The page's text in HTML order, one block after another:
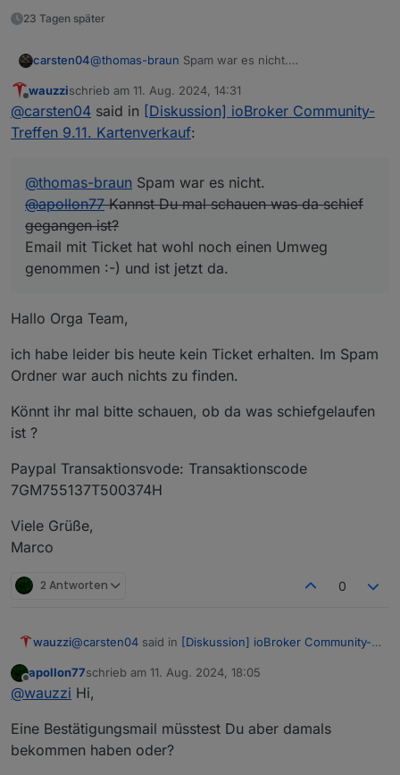
23 Tagen später
carsten04@thomas-braun Spam war es nicht.
gegangen ist?
Email mit Ticket hat wohl noch einen Umweg
genommen :-) und ist jetzt da.
Offline
wauzzischrieb am 11. Aug. 2024, 14:31
zuletzt editiert von
@carsten04 said in [Diskussion] ioBroker Community-
Treffen 9.11. Kartenverkauf:
@thomas-braun Spam war es nicht.
@apollon77Kannst Du mal schauen was da schief
gegangen ist?
Email mit Ticket hat wohl noch einen Umweg
genommen :-) und ist jetzt da.
Hallo Orga Team,
ich habe leider bis heute kein Ticket erhalten. Im Spam
Ordner war auch nichts zu finden.
Könnt ihr mal bitte schauen, ob da was schiefgelaufen
ist ?
Paypal Transaktionsvode: Transaktionscode
7GM755137T500374H
Viele Grüße,
Marco
2 Antworten 0
wauzzi@carsten04 said in [Diskussion] ioBroker Community-
@
gegangen ist?
Email mit Ticket hat wohl noch einen Umweg
genommen :-) und ist jetzt da.
Hallo Orga Team,
ich habe leider bis heute kein Ticket erhalten. Im Spam
apollon77schrieb am 11. Aug. 2024, 18:05
zuletzt editiert von
@wauzzi Hi,
Eine Bestätigungsmail müsstest Du aber damals
bekommen haben oder?